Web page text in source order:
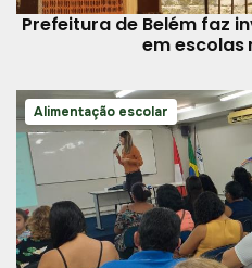
Prefeitura de Belém faz
em escolas
Alimentação escolar